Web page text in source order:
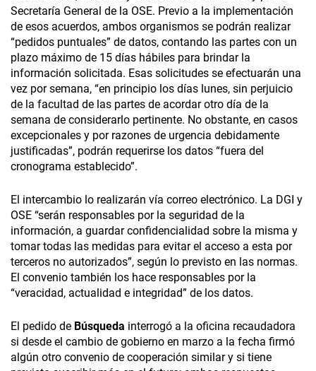
Secretaría General de la OSE. Previo a la implementación
de esos acuerdos, ambos organismos se podrán realizar
“pedidos puntuales” de datos, contando las partes con un
plazo máximo de 15 días hábiles para brindar la
información solicitada. Esas solicitudes se efectuarán una
vez por semana, “en principio los días lunes, sin perjuicio
de la facultad de las partes de acordar otro día de la
semana de considerarlo pertinente. No obstante, en casos
excepcionales y por razones de urgencia debidamente
justificadas”, podrán requerirse los datos “fuera del
cronograma establecido”.
El intercambio lo realizarán vía correo electrónico. La DGI y
OSE “serán responsables por la seguridad de la
información, a guardar confidencialidad sobre la misma y
tomar todas las medidas para evitar el acceso a esta por
terceros no autorizados”, según lo previsto en las normas.
El convenio también los hace responsables por la
“veracidad, actualidad e integridad” de los datos.
El pedido de Búsqueda interrogó a la oficina recaudadora
si desde el cambio de gobierno en marzo a la fecha firmó
algún otro convenio de cooperación similar y si tiene